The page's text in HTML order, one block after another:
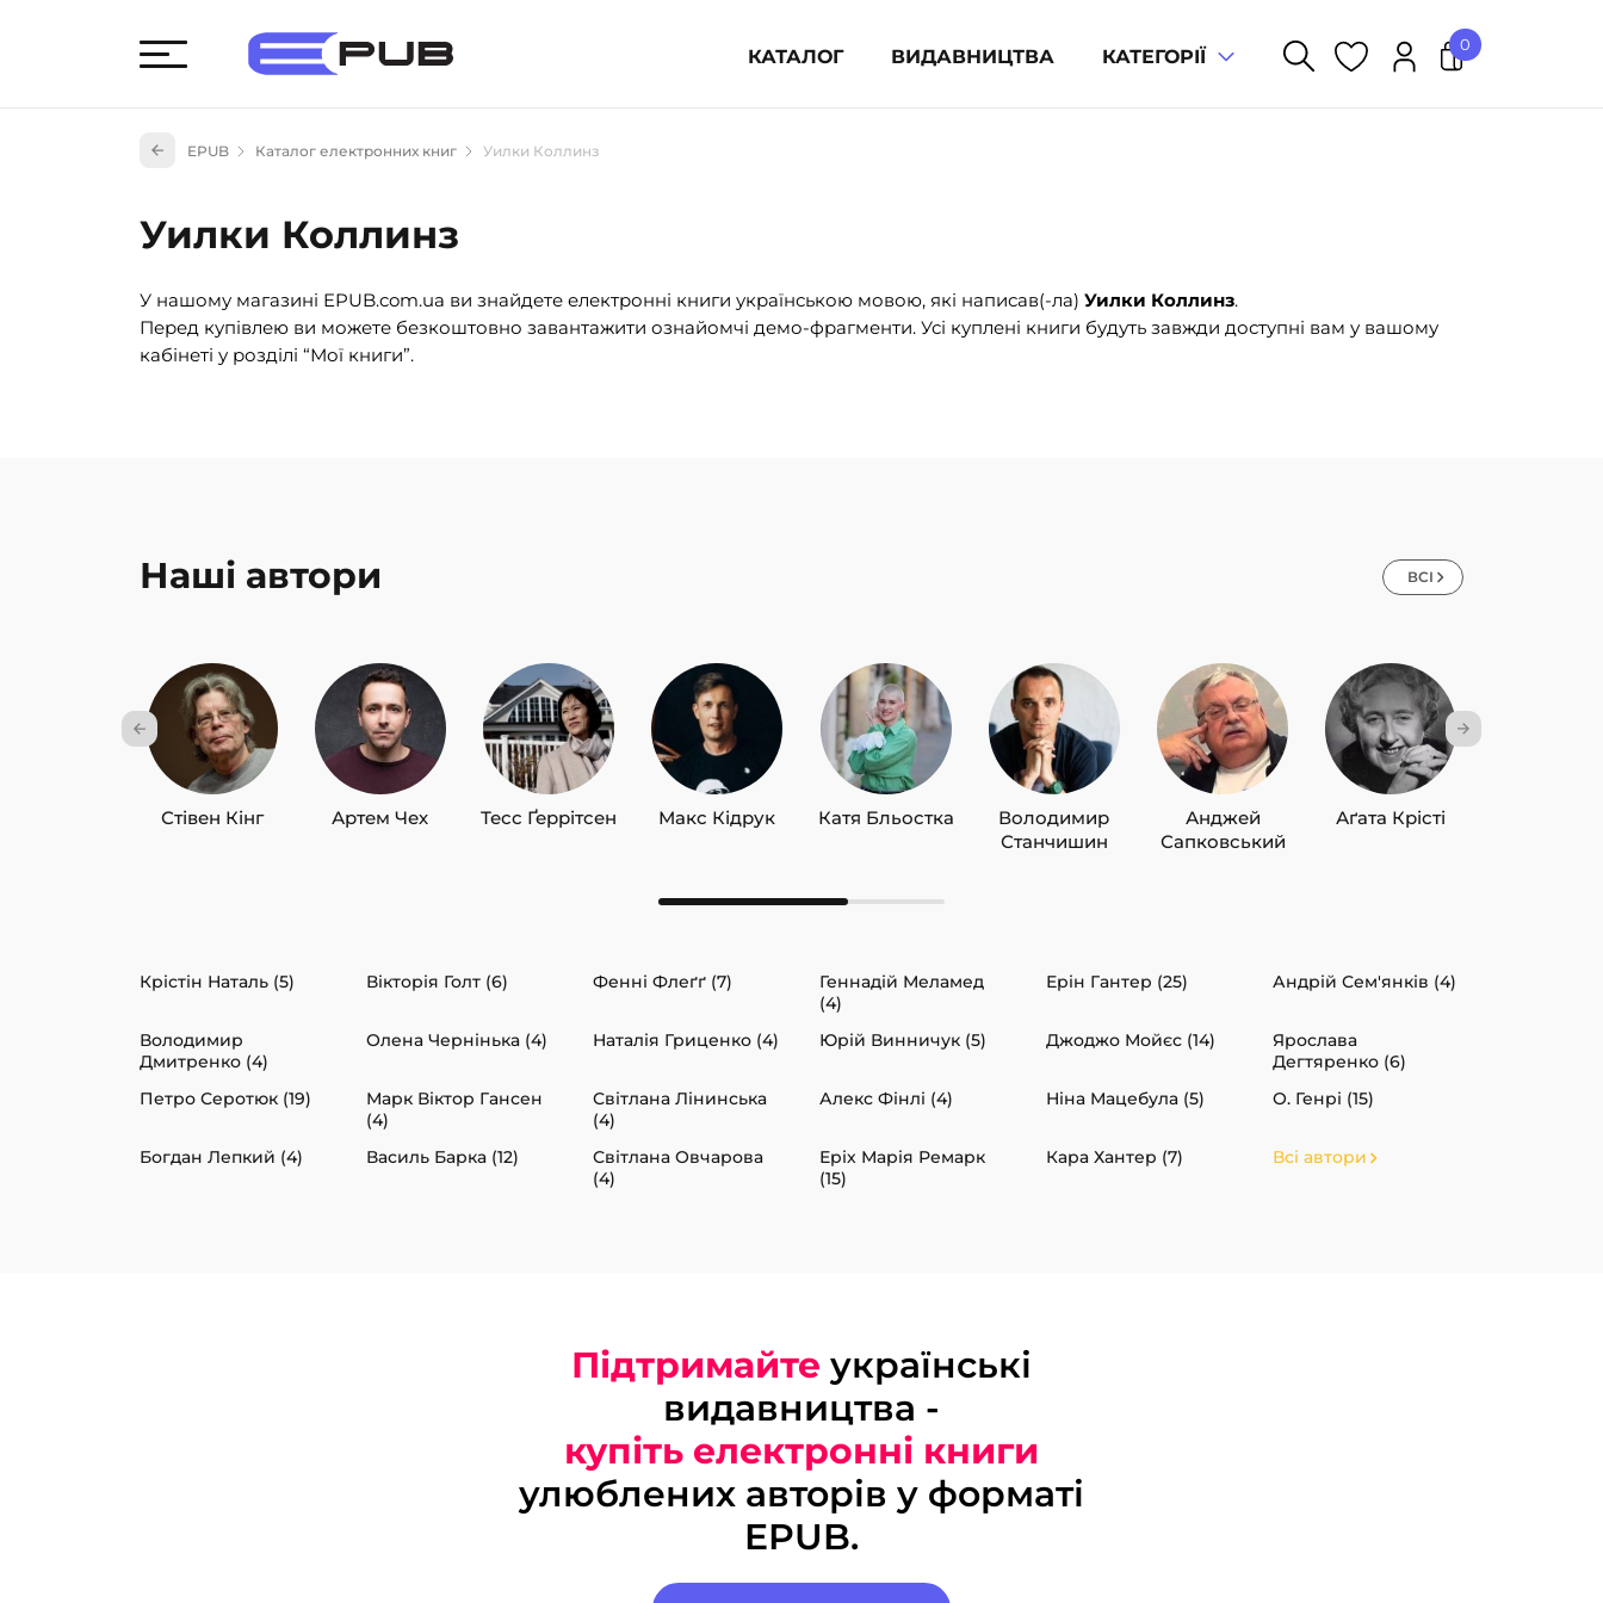
КАТАЛОГ ВИДАВНИЦТВА КАТЕГОРІЇ
Художня література (1854)
(527)
0
У кошику немає товарів.
EPUB Каталог електронних книг Уилки Коллинз
Уилки Коллинз
У нашому магазині EPUB.com.ua ви знайдете електронні книги українською мовою, які написав(-ла) Уилки Коллинз.
Перед купівлею ви можете безкоштовно завантажити ознайомчі демо-фрагменти. Усі куплені книги будуть завжди доступні вам у вашому
кабінеті у розділі “Мої книги”.
Наші автори ВСІ
Стівен Кінг Артем Чех Тесс Ґеррітсен Макс Кідрук Катя Бльостка
Володимир
Станчишин
Анджей
Сапковський
Аґата Крісті
Крістін Наталь (5) Вікторія Голт (6) Фенні Флеґґ (7)
Геннадій Меламед
(4)
Ерін Гантер (25) Андрій Сем'янків (4)
Володимир
Дмитренко (4)
Олена Чернінька (4) Наталія Гриценко (4) Юрій Винничук (5) Джоджо Мойєс (14)
Ярослава
Дегтяренко (6)
Петро Серотюк (19)
Марк Віктор Гансен
(4)
Світлана Лінинська
(4)
Алекс Фінлі (4) Ніна Мацебула (5) О. Генрі (15)
Богдан Лепкий (4) Василь Барка (12)
Світлана Овчарова
(4)
Еріх Марія Ремарк
(15)
Кара Хантер (7) Всі автори
Підтримайте українські
видавництва -
купіть електронні книги
улюблених авторів у форматі
EPUB.